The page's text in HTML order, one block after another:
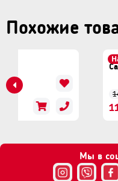
Похожие
На скидке
1120 лей
Мы в